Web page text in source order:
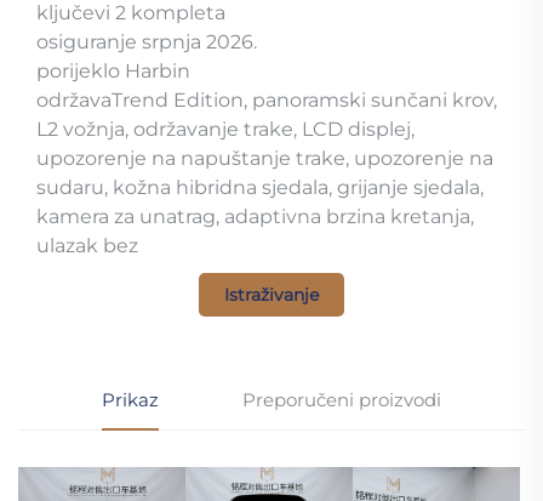
ključevi 2 kompleta
osiguranje srpnja 2026.
porijeklo Harbin
održavaTrend Edition, panoramski sunčani krov,
L2 vožnja, održavanje trake, LCD displej,
upozorenje na napuštanje trake, upozorenje na
sudaru, kožna hibridna sjedala, grijanje sjedala,
kamera za unatrag, adaptivna brzina kretanja,
ulazak bez
Istraživanje
Prikaz Preporučeni proizvodi